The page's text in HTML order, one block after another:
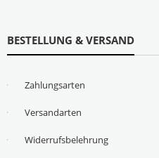
BESTELLUNG & VERSAND
Zahlungsarten
Versandarten
Widerrufsbelehrung